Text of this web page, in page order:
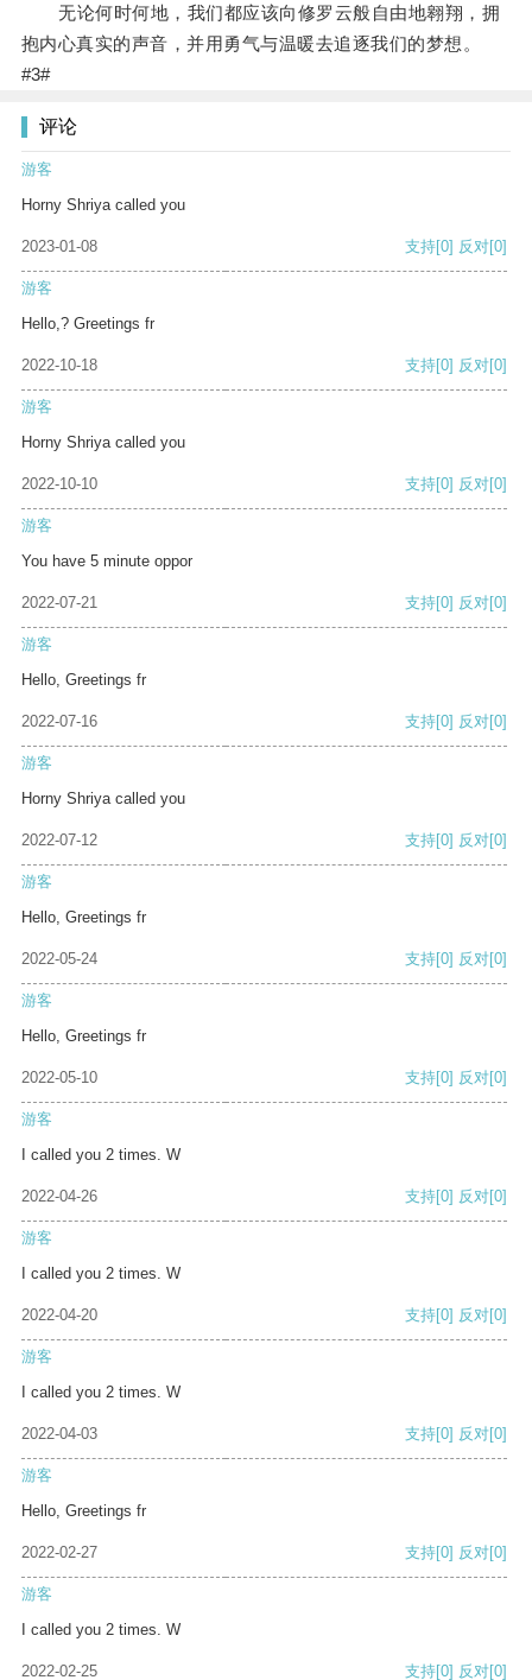
无论何时何地，我们都应该向修罗云般自由地翱翔，拥
抱内心真实的声音，并用勇气与温暖去追逐我们的梦想。
#3#
评论
游客
Horny Shriya called you
2023-01-08 支持[0] 反对[0]
游客
Hello,? Greetings fr
2022-10-18 支持[0] 反对[0]
游客
Horny Shriya called you
2022-10-10 支持[0] 反对[0]
游客
You have 5 minute oppor
2022-07-21 支持[0] 反对[0]
游客
Hello, Greetings fr
2022-07-16 支持[0] 反对[0]
游客
Horny Shriya called you
2022-07-12 支持[0] 反对[0]
游客
Hello, Greetings fr
2022-05-24 支持[0] 反对[0]
游客
Hello, Greetings fr
2022-05-10 支持[0] 反对[0]
游客
I called you 2 times. W
2022-04-26 支持[0] 反对[0]
游客
I called you 2 times. W
2022-04-20 支持[0] 反对[0]
游客
I called you 2 times. W
2022-04-03 支持[0] 反对[0]
游客
Hello, Greetings fr
2022-02-27 支持[0] 反对[0]
游客
I called you 2 times. W
2022-02-25 支持[0] 反对[0]